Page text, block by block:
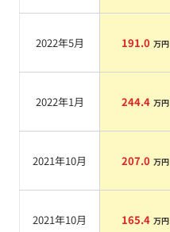
2022年5月 191.0 万円
2022年1月 244.4 万円
2021年10月 207.0 万円
2021年10月 165.4 万円